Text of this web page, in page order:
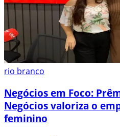
rio branco
Negócios em Foco:
Negócios valoriza o
feminino